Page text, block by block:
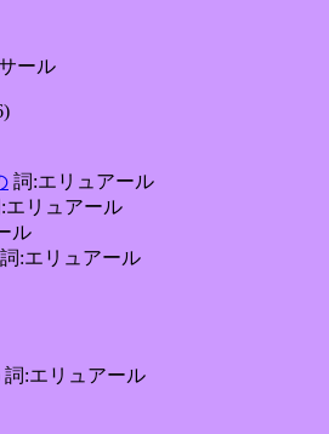
ール
詞:エリュアール
エリュアール
ル
詞:エリュアール
詞:エリュアール